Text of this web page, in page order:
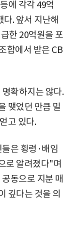
에 각각 49억
. 앞서 지난해
한 20억원을 포
합에서 받은 CB
확하지는 않다.
맺었던 만큼 밀
고 있다.
은 횡령·배임
로 알려졌다"며
동으로 지분 매
깊다는 것을 의